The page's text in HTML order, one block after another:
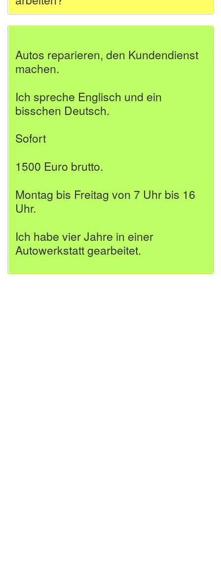
Autos reparieren, den Kundendienst
machen.
Ich spreche Englisch und ein
bisschen Deutsch.
Sofort
1500 Euro brutto.
Montag bis Freitag von 7 Uhr bis 16
Uhr.
Ich habe vier Jahre in einer
Autowerkstatt gearbeitet.